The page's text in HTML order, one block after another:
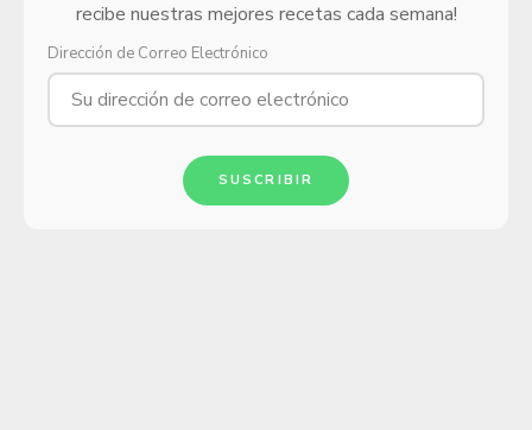
recibe nuestras mejores recetas cada semana!
Dirección de Correo Electrónico
SUSCRIBIR